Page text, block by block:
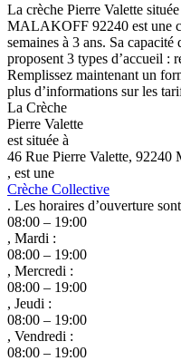
La crèche Pierre Valette
MALAKOFF 92240 est une
semaines à 3 ans. Sa
proposent 3 types d’accueil :
Remplissez maintenant un
plus d’informations sur les
La Crèche
Pierre Valette
est située à
46 Rue Pierre Valette, 92240
, est une
Crèche Collective
. Les horaires d’ouverture
08:00 – 19:00
, Mardi :
08:00 – 19:00
, Mercredi :
08:00 – 19:00
, Jeudi :
08:00 – 19:00
, Vendredi :
08:00 – 19:00